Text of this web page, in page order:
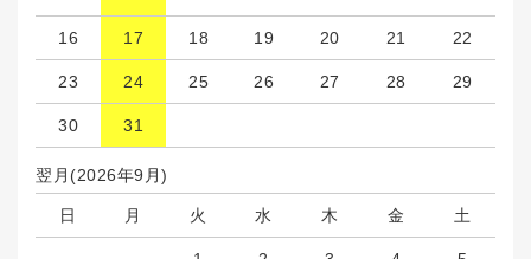
16 17 18 19 20 21 22
23 24 25 26 27 28 29
30 31
翌月(2026年9月)
日 月 火 水 木 金 土